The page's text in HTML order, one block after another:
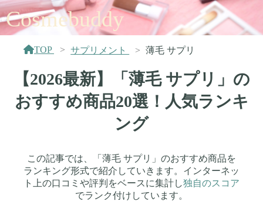
Cosmebuddy
TOP サプリメント 薄毛 サプリ
【2026最新】「薄毛 サプリ」の
おすすめ商品20選！人気ランキ
ング
この記事では、「薄毛 サプリ」のおすすめ商品を
ランキング形式で紹介していきます。インターネッ
ト上の口コミや評判をベースに集計し独自のスコア
でランク付けしています。